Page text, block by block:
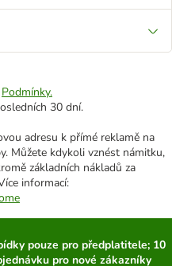
Podmínky.
30 dní.
adresu k přímé reklamě na
Můžete kdykoli vznést námitku,
základních nákladů za
informací:
pouze pro předplatitele; 10
pro nové zákazníky